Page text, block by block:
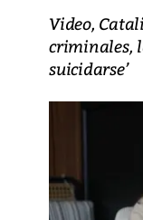
Video,
criminales,
suicidarse’